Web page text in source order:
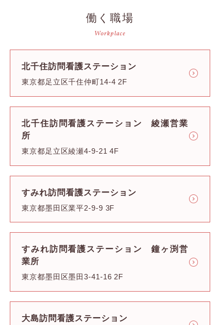
働く職場
Workplace
北千住訪問看護ステーション
東京都足立区千住仲町14-4 2F
北千住訪問看護ステーション 綾瀬営業
所
東京都足立区綾瀬4-9-21 4F
すみれ訪問看護ステーション
東京都墨田区業平2-9-9 3F
すみれ訪問看護ステーション 鐘ヶ渕営
業所
東京都墨田区墨田3-41-16 2F
大島訪問看護ステーション